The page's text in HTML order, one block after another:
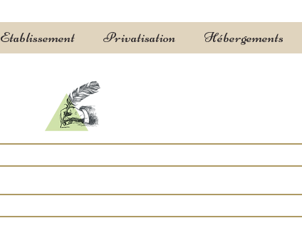
Etablissement Privatisation Hébergements